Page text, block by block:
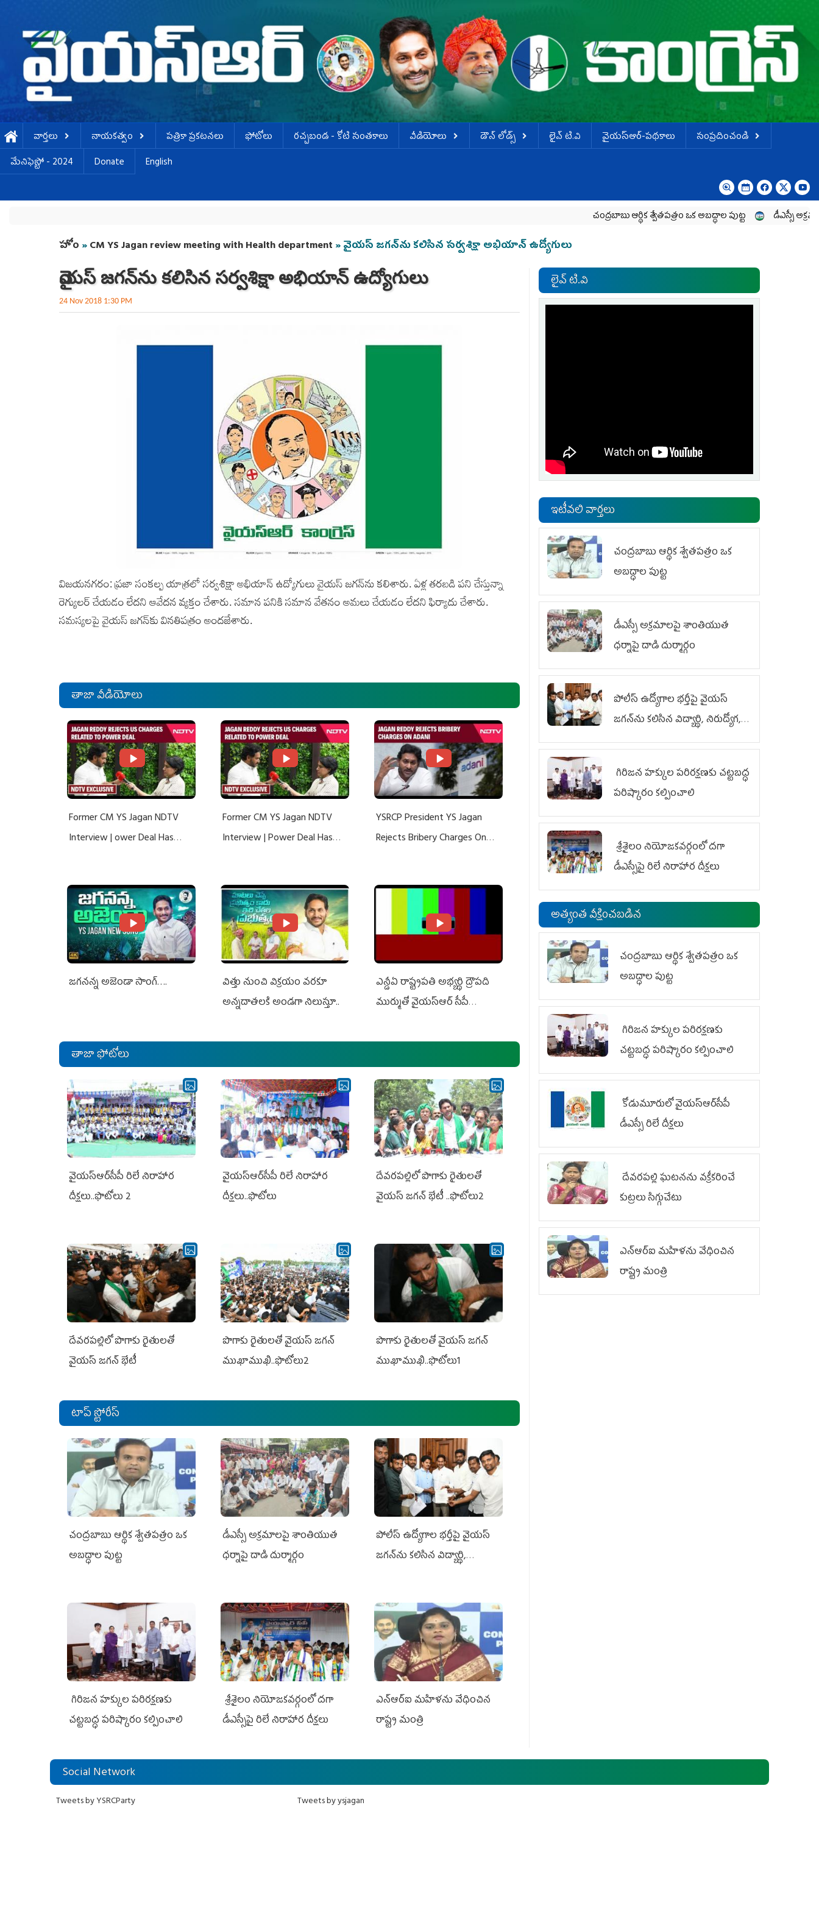
వార్తలు నాయకత్వం పత్రికా ప్రకటనలు ఫోటోలు ర‌చ్చ‌బండ‌ - కోటి సంత‌కాలు వీడియోలు డౌన్ లోడ్స్ లైవ్ టి.వి వైయస్ఆర్-పథకాలు
సంప్రదించండి
మేనిఫెస్టో - 2024
Donate English
చంద్రబాబు ఆర్థిక శ్వేతపత్రం ఒక అబద్ధాల పుట్ట డీఎస్సీ అక్రమాలపై
You are here
హోం »CM YS Jagan review meeting with Health department » వైయస్‌ జగన్‌ను కలిసిన సర్వశిక్షా అభియాన్‌ ఉద్యోగులు
వైయస్‌ జగన్‌ను కలిసిన సర్వశిక్షా అభియాన్‌ ఉద్యోగులు
24 Nov 2018 1:30 PM
విజయనగరం: ప్రజా సంకల్ప యాత్రలో సర్వశిక్షా అభియాన్‌ ఉద్యోగులు వైయస్‌ జగన్‌ను కలిశారు. ఏళ్ల తరబడి పని చేస్తున్నా
రెగ్యులర్‌ చేయడం లేదని ఆవేదన వ్యక్తం చేశారు. సమాన పనికి సమాన వేతనం అమలు చేయడం లేదని ఫిర్యాదు చేశారు.
సమస్యలపై వైయస్‌ జగన్‌కు వినతిపత్రం అందజేశారు.
తాజా వీడియోలు
Former CM YS Jagan NDTV
Interview | ower Deal Has
Former CM YS Jagan NDTV
Interview | Power Deal Has
YSRCP President YS Jagan
Rejects Bribery Charges On
జగనన్న అజెండా సాంగ్….
విత్తు నుంచి విక్రయం వరకూ
అన్నదాతలకి అండగా నిలుస్తూ..
ఎన్డీఏ రాష్ట్ర‌ప‌తి అభ్య‌ర్థి ద్రౌప‌ది
ముర్ముతో వైయ‌స్ఆర్ సీపీ
ఎమ్మెల్యేలు, ఎంపీల స‌మావేశం
తాజా ఫోటోలు
వైయ‌స్ఆర్‌సీపీ రిలే నిరాహార
దీక్షలు..ఫొటోలు 2
వైయ‌స్ఆర్‌సీపీ రిలే నిరాహార
దీక్షలు..ఫొటోలు
దేవరపల్లిలో పొగాకు రైతులతో
వైయస్ జగన్ భేటీ ..ఫొటోలు2
దేవరపల్లిలో పొగాకు రైతులతో
వైయస్ జగన్ భేటీ
పొగాకు రైతుల‌తో వైయ‌స్ జ‌గ‌న్
ముఖాముఖి..ఫొటోలు2
పొగాకు రైతుల‌తో వైయ‌స్ జ‌గ‌న్
ముఖాముఖి..ఫొటోలు1
టాప్ స్టోరీస్
చంద్రబాబు ఆర్థిక శ్వేతపత్రం ఒక
అబద్ధాల పుట్ట
డీఎస్సీ అక్రమాలపై శాంతియుత
ధర్నాపై దాడి దుర్మార్గం
పోలీస్ ఉద్యోగాల భర్తీపై వైయస్
జగన్‌ను కలిసిన విద్యార్థి,
గిరిజన హక్కుల పరిరక్షణకు
చట్టబద్ధ పరిష్కారం కల్పించాలి
శ్రీశైలం నియోజకవర్గంలో దగా
డీఎస్సీపై రిలే నిరాహార దీక్షలు
ఎన్‌ఆర్‌ఐ మహిళను వేధించిన
రాష్ట్ర మంత్రి
లైవ్ టి.వి
ఇటీవలి వార్తలు
చంద్రబాబు ఆర్థిక శ్వేతపత్రం ఒక
అబద్ధాల పుట్ట
డీఎస్సీ అక్రమాలపై శాంతియుత
ధర్నాపై దాడి దుర్మార్గం
పోలీస్ ఉద్యోగాల భర్తీపై వైయస్
జగన్‌ను కలిసిన విద్యార్థి, నిరుద్యోగ,
యువజన జేఏసీ
గిరిజన హక్కుల పరిరక్షణకు చట్టబద్ధ
పరిష్కారం కల్పించాలి
శ్రీశైలం నియోజకవర్గంలో దగా
డీఎస్సీపై రిలే నిరాహార దీక్షలు
అత్యంత వీక్షించబడిన
చంద్రబాబు ఆర్థిక శ్వేతపత్రం ఒక
అబద్ధాల పుట్ట
గిరిజన హక్కుల పరిరక్షణకు
చట్టబద్ధ పరిష్కారం కల్పించాలి
కోడుమూరులో వైయ‌స్ఆర్‌సీపీ
డీఎస్సీ రిలే దీక్షలు
దేవరపల్లి ఘటనను వక్రీకరించే
కుట్రలు సిగ్గుచేటు
ఎన్‌ఆర్‌ఐ మహిళను వేధించిన
రాష్ట్ర మంత్రి
Social Network
Tweets by YSRCParty Tweets by ysjagan